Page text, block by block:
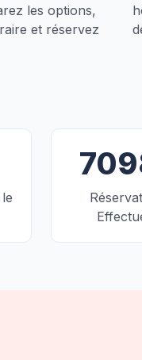
les options,
et réservez